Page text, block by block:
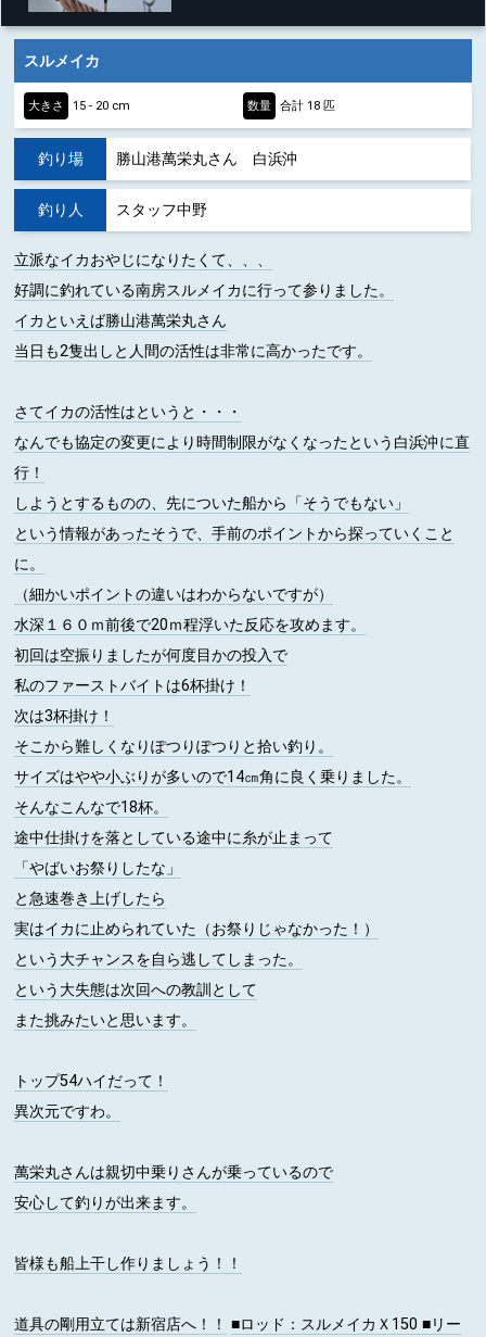
スルメイカ
大きさ 15 - 20 cm 数量 合計 18 匹
釣り場 勝山港萬栄丸さん 白浜沖
釣り人 スタッフ中野
立派なイカおやじになりたくて、、、
好調に釣れている南房スルメイカに行って参りました。
イカといえば勝山港萬栄丸さん
当日も2隻出しと人間の活性は非常に高かったです。
さてイカの活性はというと・・・
なんでも協定の変更により時間制限がなくなったという白浜沖に直
行！
しようとするものの、先についた船から「そうでもない」
という情報があったそうで、手前のポイントから探っていくこと
に。
（細かいポイントの違いはわからないですが）
水深１６０ｍ前後で20ｍ程浮いた反応を攻めます。
初回は空振りましたが何度目かの投入で
私のファーストバイトは6杯掛け！
次は3杯掛け！
そこから難しくなりぽつりぽつりと拾い釣り。
サイズはやや小ぶりが多いので14㎝角に良く乗りました。
そんなこんなで18杯。
途中仕掛けを落としている途中に糸が止まって
「やばいお祭りしたな」
と急速巻き上げしたら
実はイカに止められていた（お祭りじゃなかった！）
という大チャンスを自ら逃してしまった。
という大失態は次回への教訓として
また挑みたいと思います。
トップ54ハイだって！
異次元ですわ。
萬栄丸さんは親切中乗りさんが乗っているので
安心して釣りが出来ます。
皆様も船上干し作りましょう！！
道具の剛用立ては新宿店へ！！ ■ロッド ：スルメイカＸ150■リー